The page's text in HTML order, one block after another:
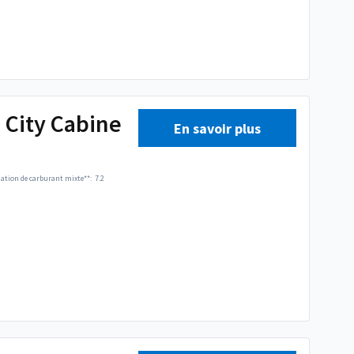
Cabine
de carburant mixte**: 7.2
En savoir plus